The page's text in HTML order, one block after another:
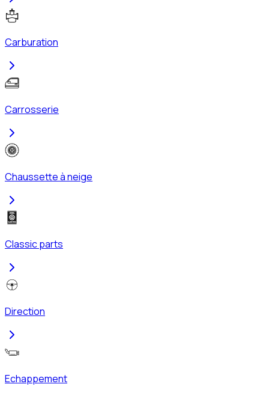
Carburation
Carrosserie
Chaussette à neige
Classic parts
Direction
Echappement